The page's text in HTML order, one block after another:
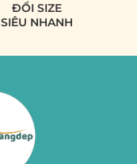
ĐỔI SIZE
SIÊU NHANH